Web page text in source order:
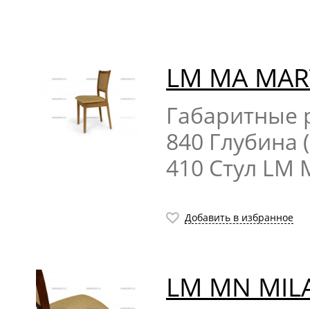
LM MA
Габаритные
840
410 Стул LM
Добавить в избранное
LM MN